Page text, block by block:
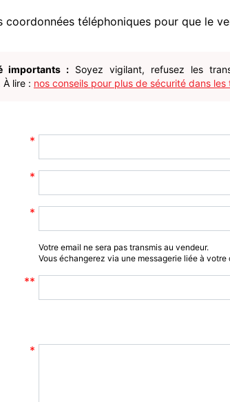
coordonnées téléphoniques pour que le
importants : Soyez vigilant, refusez les
lire : nos conseils pour plus de sécurité dans les
Votre email ne sera pas transmis au vendeur.
Vous échangerez via une messagerie liée à votre